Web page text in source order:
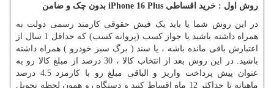
روش اول : خرید اقساطی iPhone 16 Plus بدون چک و ضامن
در این روش شما یا باید یک فیش حقوقی کارمند رسمی دولت به
همراه داشته باشید یا جواز کسب (پروانه کسب) که حداقل 1 سال از
اعتبارش باقی مانده باشه ، یا سند ( برگ سبز خودرو ) همراه داشته
باشید. در این روش بعد از انتخاب کالا ، 30 درصد از مبلغ کالا رو به
عنوان پیش پرداخت واریز و الباقی مبلغ رو با کارمزد 4.5 درصد
ماهیانه تا حداکثر 12 ماه اقساط کنید و دستگاه رو همون لحظه تحویل